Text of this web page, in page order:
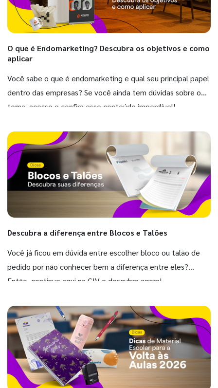
O que é Endomarketing? Descubra os objetivos e como
aplicar
Você sabe o que é endomarketing e qual seu principal papel
dentro das empresas? Se você ainda tem dúvidas sobre o
tema, acesse e confira esse conteúdo imperdível!
Descubra a diferença entre Blocos e Talões
Você já ficou em dúvida entre escolher bloco ou talão de
pedido por não conhecer bem a diferença entre eles?
Então, continue aqui na GIV e descubra agora!